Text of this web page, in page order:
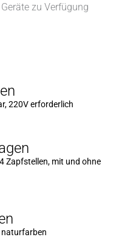
zu Verfügung
220V erforderlich
Zapfstellen, mit und ohne
naturfarben